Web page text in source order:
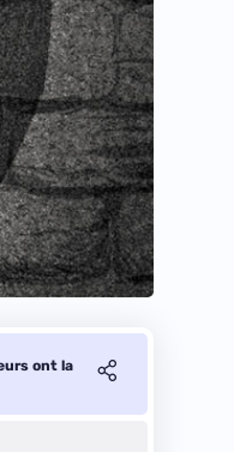
ont la